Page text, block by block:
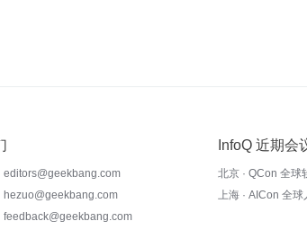
editors@geekbang.com
hezuo@geekbang.com
feedback@geekbang.com
InfoQ 近期会
北京 · QCon 全
上海 · AICon 全